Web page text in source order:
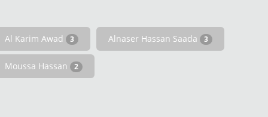
Al Karim Awad 3 Alnaser Hassan Saada 3
Moussa Hassan 2